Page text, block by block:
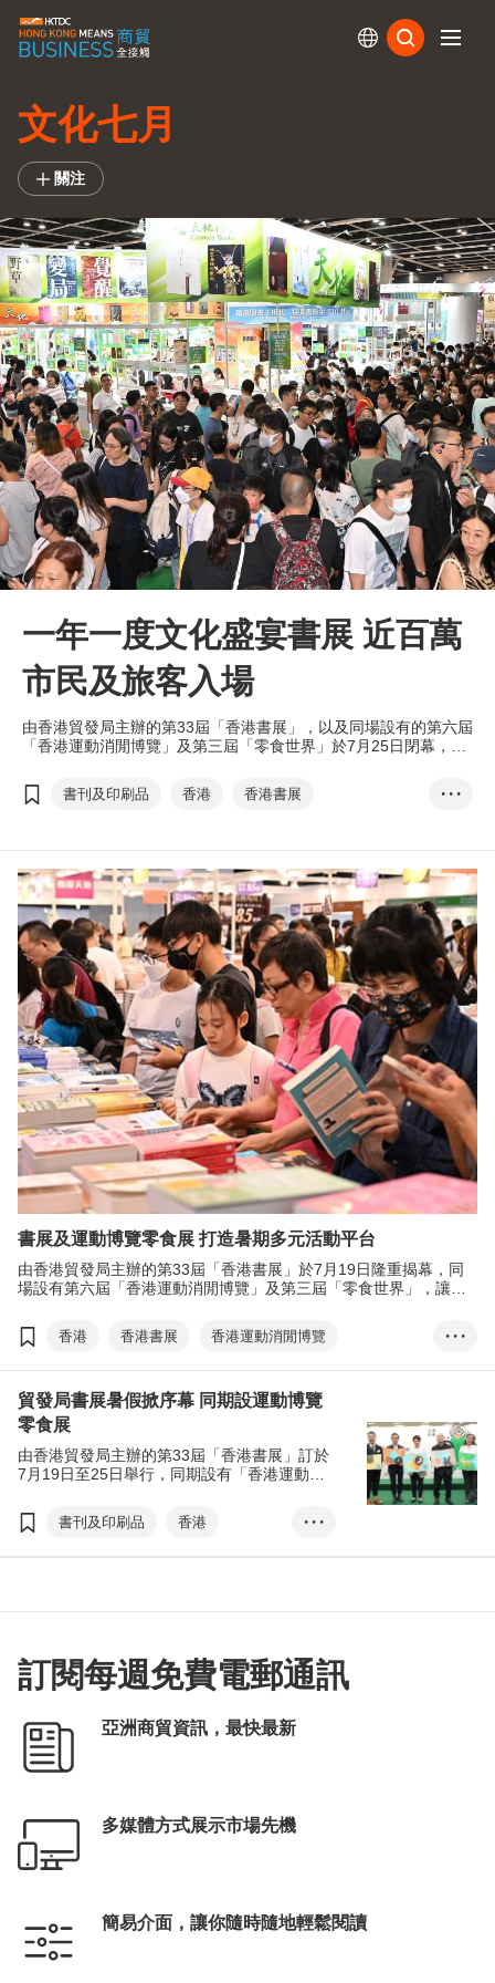
文化七月
關注
一年一度文化盛宴書展 近百萬
市民及旅客入場
由香港貿發局主辦的第33屆「香港書展」，以及同場設有的第六屆
「香港運動消閒博覽」及第三屆「零食世界」於7月25日閉幕，七
書展人均消費更達872港元。
書刊及印刷品 香港
香港書展
• • •
書展及運動博覽零食展 打造暑期多元活動平台
由香港貿發局主辦的第33屆「香港書展」於7月19日隆重揭幕，同
場設有第六屆「香港運動消閒博覽」及第三屆「零食世界」，讓公
香港 香港書展
香港運動消閒博覽
零食世界
文化七月
兒童及青少年文學
Alipay
內地支付寶 林健岳
• • •
貿發局書展暑假掀序幕 同期設運動博覽
零食展
由香港貿發局主辦的第33屆「香港書展」訂於
7月19日至25日舉行，同期設有「香港運動消
民盡享閱讀、消閒及選購零食樂趣。
書刊及印刷品
香港
羅振宇
馬伯庸
零食世界
兒童及青少年文學
張淑芬
• • •
訂閱每週免費電郵通訊
亞洲商貿資訊，最快最新
多媒體方式展示市場先機
簡易介面，讓你隨時隨地輕鬆閱讀